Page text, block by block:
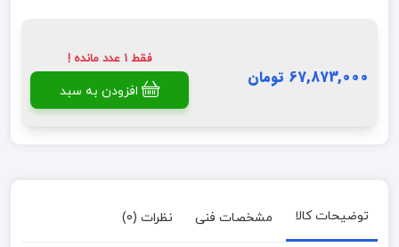
67,873,000 تومان
فقط 1 عدد مانده !
افزودن به سبد
توضیحات کالا مشخصات فنی نظرات (0)